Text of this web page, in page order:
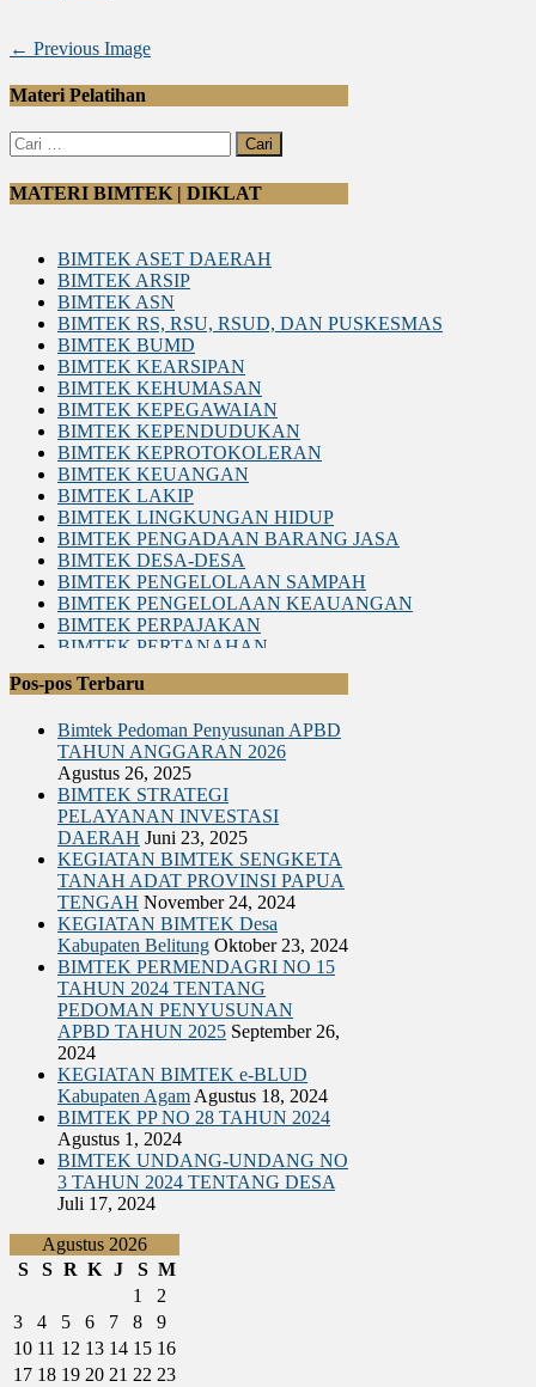
← Previous Image
Materi Pelatihan
Cari
untuk:
MATERI BIMTEK | DIKLAT
BIMTEK ASET DAERAH
BIMTEK ARSIP
BIMTEK ASN
BIMTEK RS, RSU, RSUD, DAN PUSKESMAS
BIMTEK BUMD
BIMTEK KEARSIPAN
BIMTEK KEHUMASAN
BIMTEK KEPEGAWAIAN
BIMTEK KEPENDUDUKAN
BIMTEK KEPROTOKOLERAN
BIMTEK KEUANGAN
BIMTEK LAKIP
BIMTEK LINGKUNGAN HIDUP
BIMTEK PENGADAAN BARANG JASA
BIMTEK DESA-DESA
BIMTEK PENGELOLAAN SAMPAH
BIMTEK PENGELOLAAN KEAUANGAN
BIMTEK PERPAJAKAN
BIMTEK PERTANAHAN
BIMTEK RKPD
BIMTEK SATPOL PP
BIMTEK DPRD|SET. DPRD
BIMTEK SPM
BIMTEK SOP
BIMTEK KEPENDUDUKAN & CATATAN SIPIL
BIMTEK TATA RUANG
BIMTEK UMUM
Pos-pos Terbaru
Bimtek Pedoman Penyusunan APBD
TAHUN ANGGARAN 2026
Agustus 26, 2025
BIMTEK STRATEGI
PELAYANAN INVESTASI
DAERAH Juni 23, 2025
KEGIATAN BIMTEK SENGKETA
TANAH ADAT PROVINSI PAPUA
TENGAH November 24, 2024
KEGIATAN BIMTEK Desa
Kabupaten Belitung Oktober 23, 2024
BIMTEK PERMENDAGRI NO 15
TAHUN 2024 TENTANG
PEDOMAN PENYUSUNAN
APBD TAHUN 2025 September 26,
2024
KEGIATAN BIMTEK e-BLUD
Kabupaten AgamAgustus 18, 2024
BIMTEK PP NO 28 TAHUN 2024
Agustus 1, 2024
BIMTEK UNDANG-UNDANG NO
3 TAHUN 2024 TENTANG DESA
Juli 17, 2024
Agustus 2026
S
S R K J S M
1
2
3
4 5 6 7 8
9
10 11 12 13 14 15 16
17 18 19 20 21 22 23